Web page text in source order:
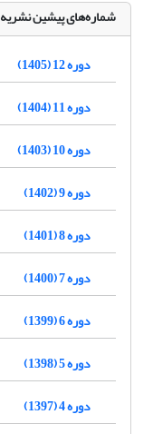
شماره‌های پیشین نشریه
دوره 12 (1405)
دوره 11 (1404)
دوره 10 (1403)
دوره 9 (1402)
دوره 8 (1401)
دوره 7 (1400)
دوره 6 (1399)
دوره 5 (1398)
دوره 4 (1397)